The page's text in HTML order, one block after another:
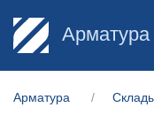
Арматура
Арматура